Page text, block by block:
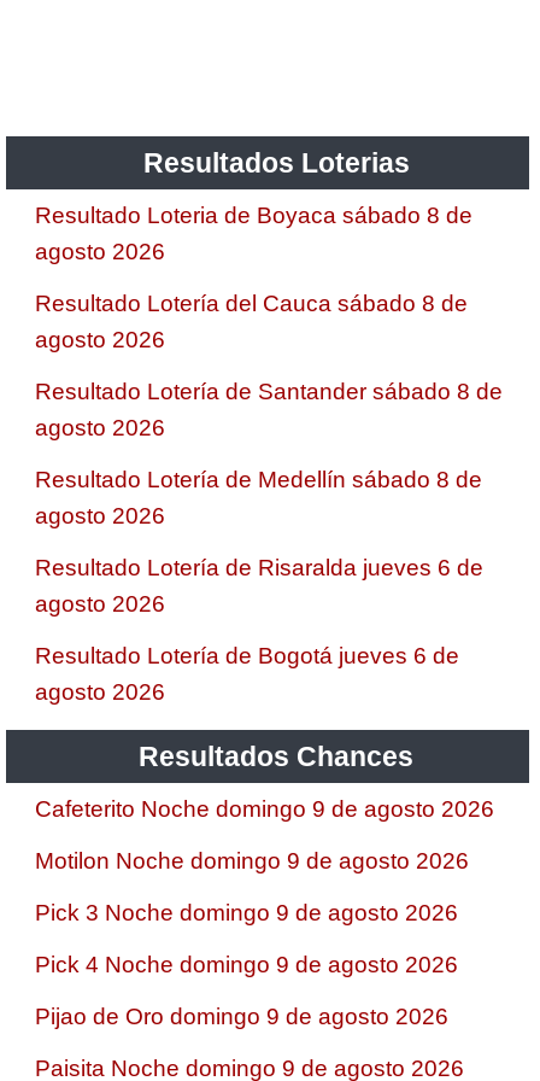
Sinuano Día
Sinuano Noche
Resultados Loterias
Resultado Loteria de Boyaca sábado 8 de
agosto 2026
Resultado Lotería del Cauca sábado 8 de
agosto 2026
Resultado Lotería de Santander sábado 8 de
agosto 2026
Resultado Lotería de Medellín sábado 8 de
agosto 2026
Resultado Lotería de Risaralda jueves 6 de
agosto 2026
Resultado Lotería de Bogotá jueves 6 de
agosto 2026
Resultados Chances
Cafeterito Noche domingo 9 de agosto 2026
Motilon Noche domingo 9 de agosto 2026
Pick 3 Noche domingo 9 de agosto 2026
Pick 4 Noche domingo 9 de agosto 2026
Pijao de Oro domingo 9 de agosto 2026
Paisita Noche domingo 9 de agosto 2026